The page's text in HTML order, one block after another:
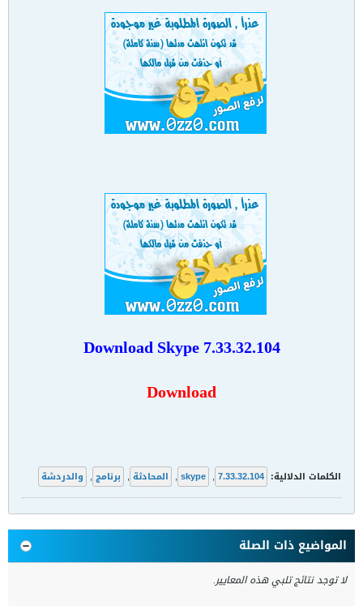
Download Skype 7.33.32.104
Download
الكلمات الدلالية: 7.33.32.104
,
skype
, المحادثة , برنامج , والدردشة
المواضيع ذات الصلة
لا توجد نتائج تلبي هذه المعايير.